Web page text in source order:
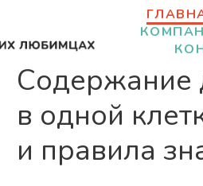
Содержание
в одной
и правила